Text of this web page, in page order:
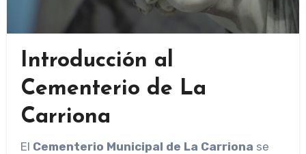
Introducción al
Cementerio de La
Carriona
El Cementerio Municipal de La Carriona se